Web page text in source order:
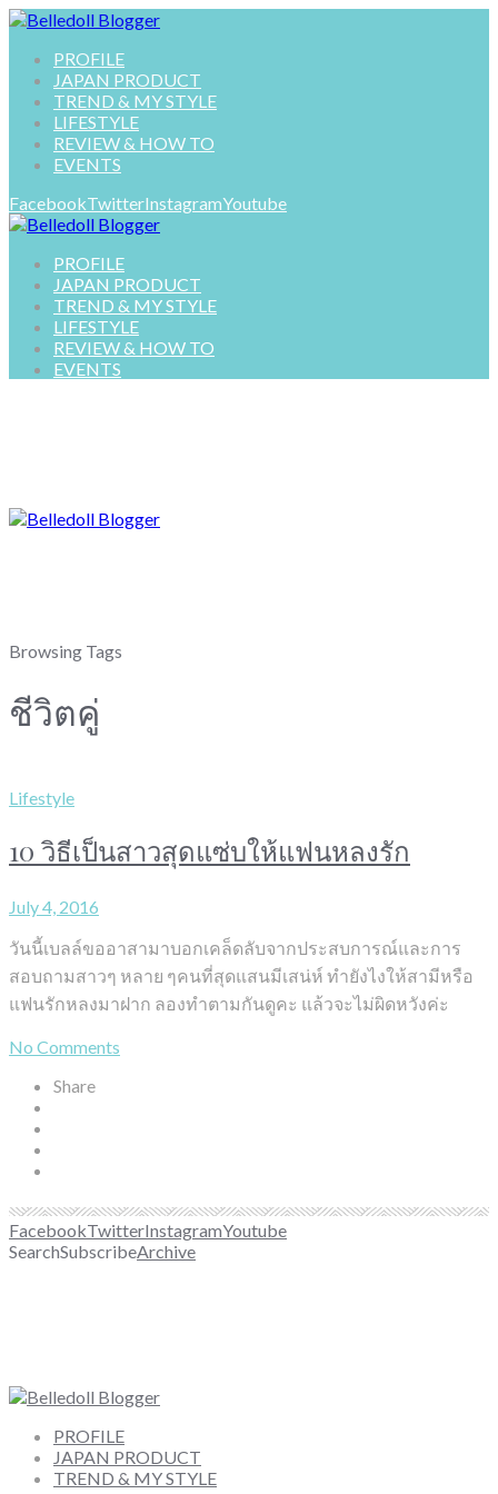
PROFILE
JAPAN PRODUCT
TREND & MY STYLE
LIFESTYLE
REVIEW & HOW TO
EVENTS
FacebookTwitterInstagramYoutube
PROFILE
JAPAN PRODUCT
TREND & MY STYLE
LIFESTYLE
REVIEW & HOW TO
EVENTS
Browsing Tags
ชีวิตคู่
Lifestyle
10 วิธีเป็นสาวสุดแซ่บให้แฟนหลงรัก
July 4, 2016
วันนี้เบลล์ขออาสามาบอกเคล็ดลับจากประสบการณ์และการ
สอบถามสาวๆ หลาย ๆคนที่สุดแสนมีเสน่ห์ ทำยังไงให้สามีหรือ
แฟนรักหลงมาฝาก ลองทำตามกันดูคะ แล้วจะไม่ผิดหวังค่ะ
No Comments
Share
FacebookTwitterInstagramYoutube
SearchSubscribeArchive
PROFILE
JAPAN PRODUCT
TREND & MY STYLE